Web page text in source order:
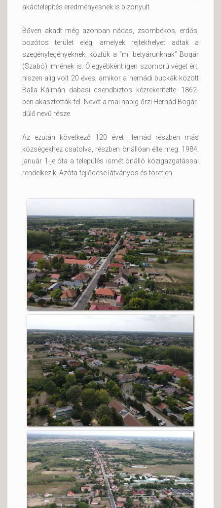
akáctelepítés eredményesnek is bizonyult.
Bőven akadt még azonban nádas, zsombékos, erdős,
bozótos terület elég, amelyek rejtekhelyet adtak a
szegénylegényeknek, köztük a “mi betyárunknak” Bogár
(Szabó) Imrének is. Ő egyébként igen szomorú véget ért,
hiszen alig volt 20 éves, amikor a hernádi buckák között
Balla Kálmán dabasi csendbiztos kézrekerítette. 1862-
ben akasztották fel. Nevét a mai napig őrzi Hernád Bogár-
dűlő nevű része.
Az ezután következő 120 évet Hernád részben más
községekhez csatolva, részben önállóan élte meg. 1984.
január 1-je óta a település ismét önálló közigazgatással
rendelkezik. Azóta fejlődése látványos és töretlen.